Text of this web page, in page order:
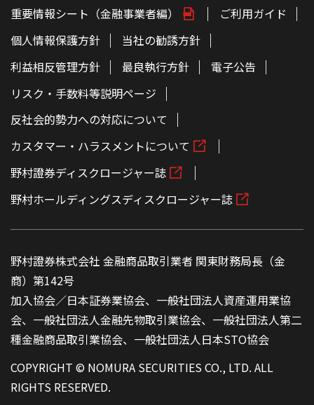
重要情報シート（金融事業者編）
ご利用ガイド
個人情報保護方針
当社の勧誘方針
利益相反管理方針
最良執行方針
電子公告
リスク・手数料等説明ページ
反社会的勢力への対応について
カスタマー・ハラスメントについて
野村證券ディスクロージャー誌
野村ホールディングスディスクロージャー誌
野村證券株式会社 金融商品取引業者 関東財務局長（金
商）第142号
加入協会／日本証券業協会、一般社団法人資産運用業協
会、一般社団法人金融先物取引業協会、一般社団法人第二
種金融商品取引業協会、一般社団法人日本STO協会
COPYRIGHT © NOMURA SECURITIES CO., LTD. ALL
RIGHTS RESERVED.